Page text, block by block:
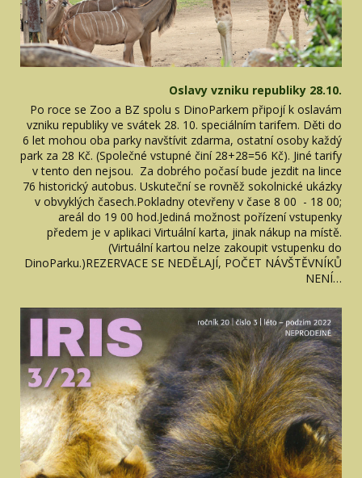
Oslavy vzniku republiky 28.10.
Po roce se Zoo a BZ spolu s DinoParkem připojí k oslavám
vzniku republiky ve svátek 28. 10. speciálním tarifem. Děti do
6 let mohou oba parky navštívit zdarma, ostatní osoby každý
park za 28 Kč. (Společné vstupné činí 28+28=56 Kč). Jiné tarify
v tento den nejsou. Za dobrého počasí bude jezdit na lince
76 historický autobus. Uskuteční se rovněž sokolnické ukázky
v obvyklých časech.Pokladny otevřeny v čase 8 00 - 18 00;
areál do 19 00 hod.Jediná možnost pořízení vstupenky
předem je v aplikaci Virtuální karta, jinak nákup na místě.
(Virtuální kartou nelze zakoupit vstupenku do
DinoParku.)REZERVACE SE NEDĚLAJÍ, POČET NÁVŠTĚVNÍKŮ
NENÍ…